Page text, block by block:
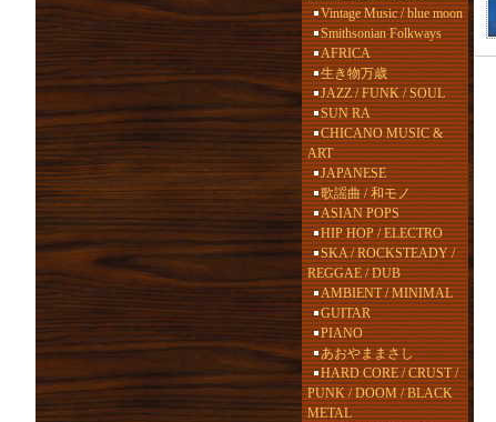
Vintage Music / blue moon
Smithsonian Folkways
AFRICA
生き物万歳
JAZZ / FUNK / SOUL
SUN RA
CHICANO MUSIC &
ART
JAPANESE
歌謡曲 / 和モノ
ASIAN POPS
HIP HOP / ELECTRO
SKA / ROCKSTEADY /
REGGAE / DUB
AMBIENT / MINIMAL
GUITAR
PIANO
あおやままさし
HARD CORE / CRUST /
PUNK / DOOM / BLACK
METAL